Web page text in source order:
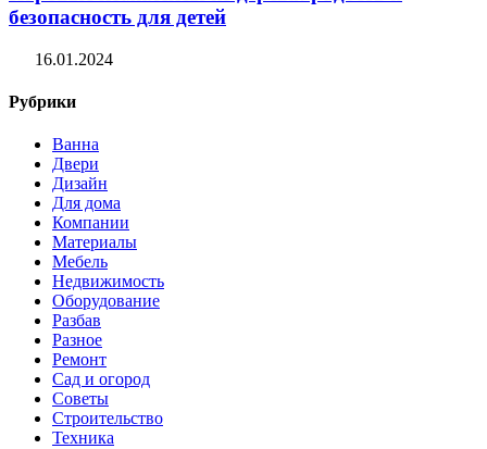
безопасность для детей
16.01.2024
Рубрики
Ванна
Двери
Дизайн
Для дома
Компании
Материалы
Мебель
Недвижимость
Оборудование
Разбав
Разное
Ремонт
Сад и огород
Советы
Строительство
Техника